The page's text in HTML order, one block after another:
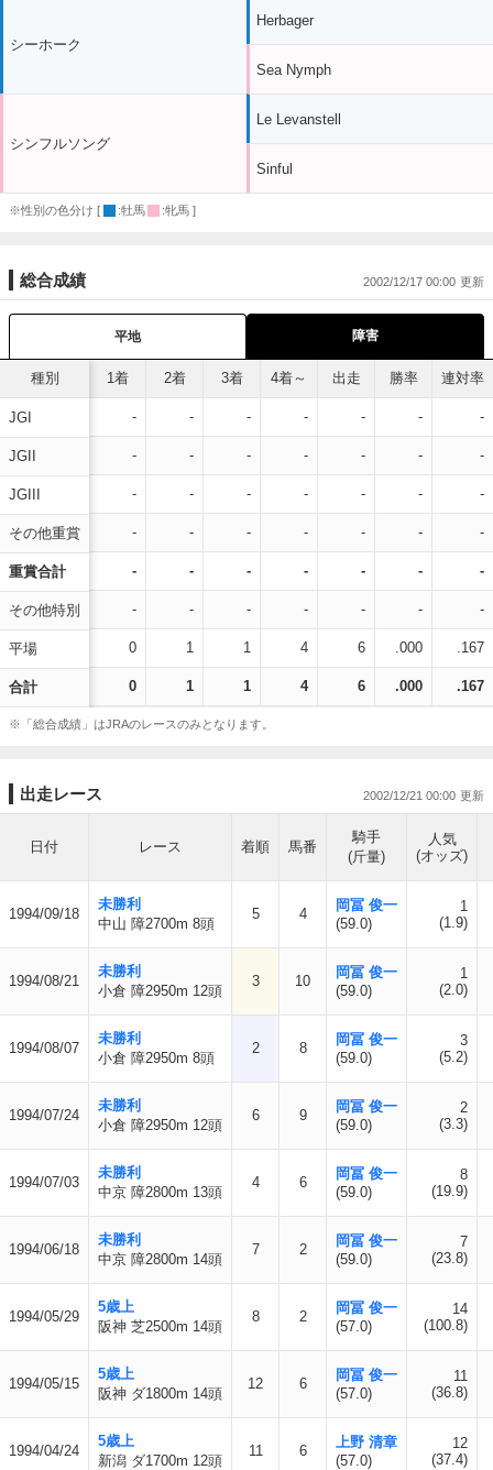
シーホーク
シンフルソング
Herbager
Sea Nymph
Le Levanstell
Sinful
※性別の色分け [ :牡馬 :牝馬 ]
総合成績 2002/12/17 00:00
平地 障害
種別
JGI
JGII
JGIII
その他重賞
重賞合計
その他特別
平場
合計
1着 2着 3着 4着～ 出走 勝率 連対率
- - - - - - -
- - - - - - -
- - - - - - -
- - - - - - -
- - - - - - -
- - - - - - -
0 1 1 4 6 .000 .167
0 1 1 4 6 .000 .167
※「総合成績」はJRAのレースのみとなります。
出走レース 2002/12/21 00:00
日付 レース 着順 馬番
騎手
(斤量)
人気
(オッズ)
1994/09/18
未勝利
中山 障2700m 8頭
5 4
岡冨 俊一
(59.0)
1
(1.9)
1994/08/21
未勝利
小倉 障2950m 12頭
3 10
岡冨 俊一
(59.0)
1
(2.0)
1994/08/07
未勝利
小倉 障2950m 8頭
2 8
岡冨 俊一
(59.0)
3
(5.2)
1994/07/24
未勝利
小倉 障2950m 12頭
6 9
岡冨 俊一
(59.0)
2
(3.3)
1994/07/03
未勝利
中京 障2800m 13頭
4 6
岡冨 俊一
(59.0)
8
(19.9)
1994/06/18
未勝利
中京 障2800m 14頭
7 2
岡冨 俊一
(59.0)
7
(23.8)
1994/05/29
5歳上
阪神 芝2500m 14頭
8 2
岡冨 俊一
(57.0)
14
(100.8)
1994/05/15
5歳上
阪神 ダ1800m 14頭
12 6
岡冨 俊一
(57.0)
11
(36.8)
1994/04/24
5歳上
新潟 ダ1700m 12頭
11 6
上野 清章
(57.0)
12
(37.4)